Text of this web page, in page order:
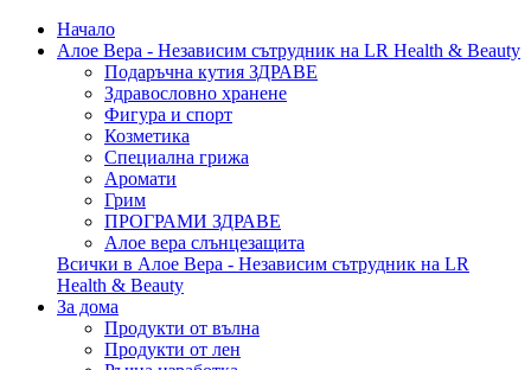
Начало
Алое Вера - Независим сътрудник на LR Health & Beauty
Подаръчна кутия ЗДРАВЕ
Здравословно хранене
Фигура и спорт
Козметика
Специална грижа
Аромати
Грим
ПРОГРАМИ ЗДРАВЕ
Алое вера слънцезащита
Всички в Алое Вера - Независим сътрудник на LR
Health & Beauty
За дома
Продукти от вълна
Продукти от лен